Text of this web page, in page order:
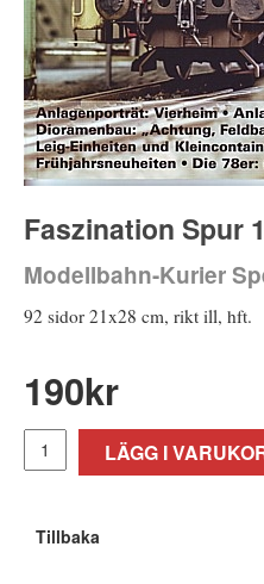
Faszination Spur
Modellbahn-Kurier
92 sidor 21x28 cm, rikt ill, hft.
190kr
LÄGG I
Tillbaka